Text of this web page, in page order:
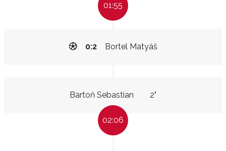
01:55
Bortel Matyáš
0:2
Bartoň Sebastian 2"
02:06